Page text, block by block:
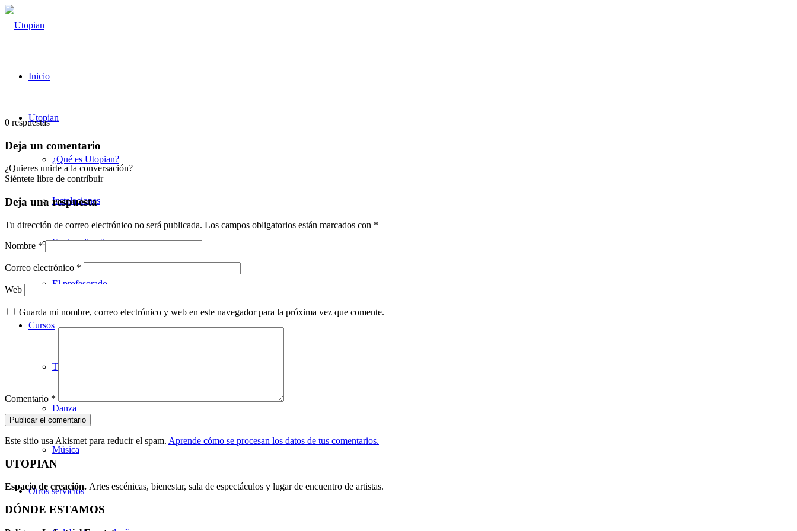
Inicio
Utopian
¿Qué es Utopian?
Instalaciones
Equipo directivo
El profesorado
Cursos
Teatro
Danza
Música
Otros servicios
0 respuestas
Deja un comentario
¿Quieres unirte a la conversación?
Siéntete libre de contribuir
Deja una respuesta
Tu dirección de correo electrónico no será publicada. Los campos obligatorios están marcados con *
Nombre *
Correo electrónico *
Web
Guarda mi nombre, correo electrónico y web en este navegador para la próxima vez que comente.
Comentario *
Este sitio usa Akismet para reducir el spam. Aprende cómo se procesan los datos de tus comentarios.
UTOPIAN
Espacio de creación. Artes escénicas, bienestar, sala de espectáculos y lugar de encuentro de artistas.
DÓNDE ESTAMOS